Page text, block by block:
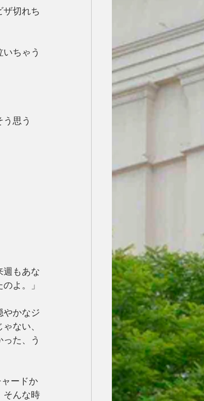
ザ切れち
ちゃう
思う
週もあな
よ。」
やかなジ
ない、
た、う
ードか
そんな時